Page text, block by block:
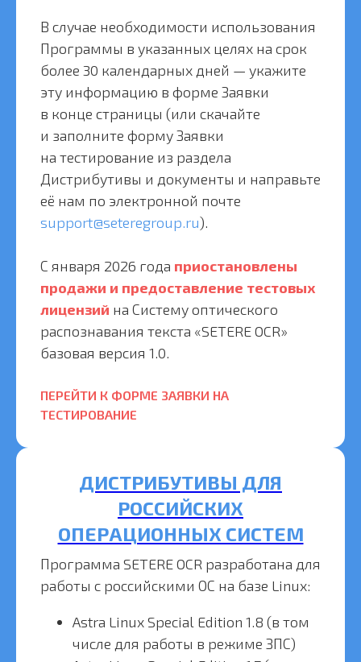
В случае необходимости использования
Программы в указанных целях на срок
более 30 календарных дней — укажите
эту информацию в форме Заявки
в конце страницы (или скачайте
и заполните форму Заявки
на тестирование из раздела
Дистрибутивы и документы и направьте
её нам по электронной почте
support@seteregroup.ru).
С января 2026 года приостановлены
продажи и предоставление тестовых
лицензий на Систему оптического
распознавания текста «SETERE OCR»
базовая версия 1.0.
ПЕРЕЙТИ К ФОРМЕ ЗАЯВКИ НА
ТЕСТИРОВАНИЕ
ДИСТРИБУТИВЫ ДЛЯ
РОССИЙСКИХ
ОПЕРАЦИОННЫХ СИСТЕМ
Программа SETERE OCR разработана для
работы с российскими ОС на базе Linux:
Astra Linux Special Edition 1.8 (в том
числе для работы в режиме ЗПС)